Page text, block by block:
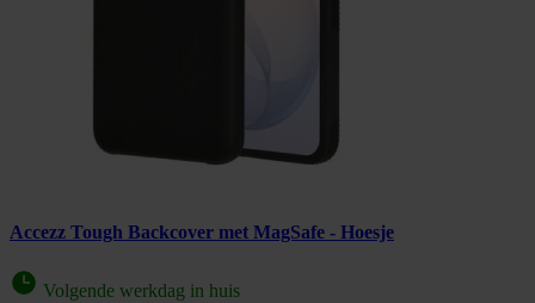
Accezz Tough Backcover met MagSafe - Hoesje
Volgende werkdag in huis